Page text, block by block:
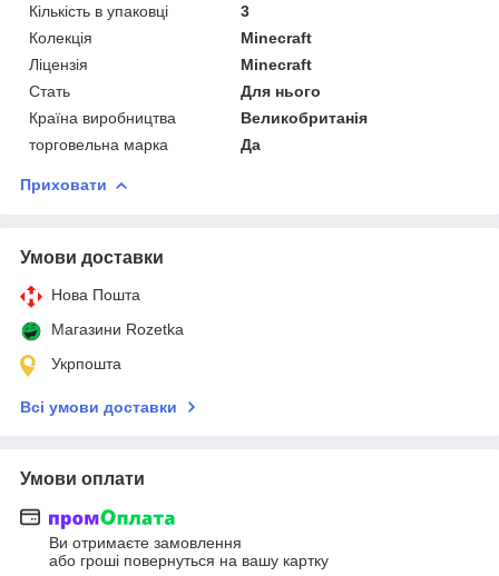
Кількість в упаковці
3
Колекція
Minecraft
Ліцензія
Minecraft
Стать
Для нього
Країна виробництва
Великобританія
торговельна марка
Да
Приховати
Умови доставки
Нова Пошта
Магазини Rozetka
Укрпошта
Всі умови доставки
Умови оплати
Ви отримаєте замовлення
або гроші повернуться на вашу картку